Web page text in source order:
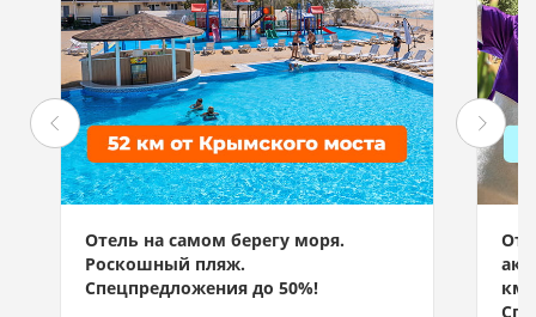
Отель на самом берегу моря.
Роскошный пляж.
Спецпредложения до 50%!
км